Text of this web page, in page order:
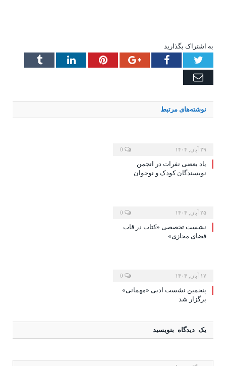
به اشتراک بگذارید
Twitter
Facebook
Google+
Pinterest
LinkedIn
Tumblr
Email
نوشته‌های مرتبط
۲۹ آبان, ۱۴۰۴
یاد بعضی نفرات در انجمن
نویسندگان کودک و نوجوان
۲۵ آبان, ۱۴۰۴
نشست تخصصی «کتاب در قاب
فضای مجازی»
۱۷ آبان, ۱۴۰۴
پنجمین نشست ادبی «مهمانی»
برگزار شد
یک دیدگاه بنویسید